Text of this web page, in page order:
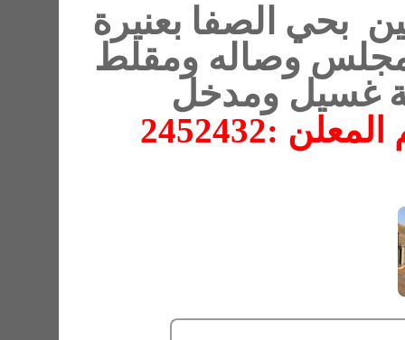
بعنيرة
وصاله ومقلط
ومدخل